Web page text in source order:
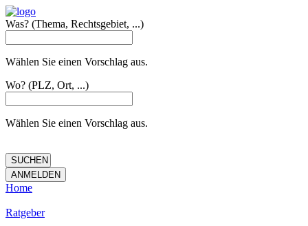
Was? (Thema, Rechtsgebiet, ...)
Wählen Sie einen Vorschlag aus.
Wo? (PLZ, Ort, ...)
Wählen Sie einen Vorschlag aus.
Home
Ratgeber